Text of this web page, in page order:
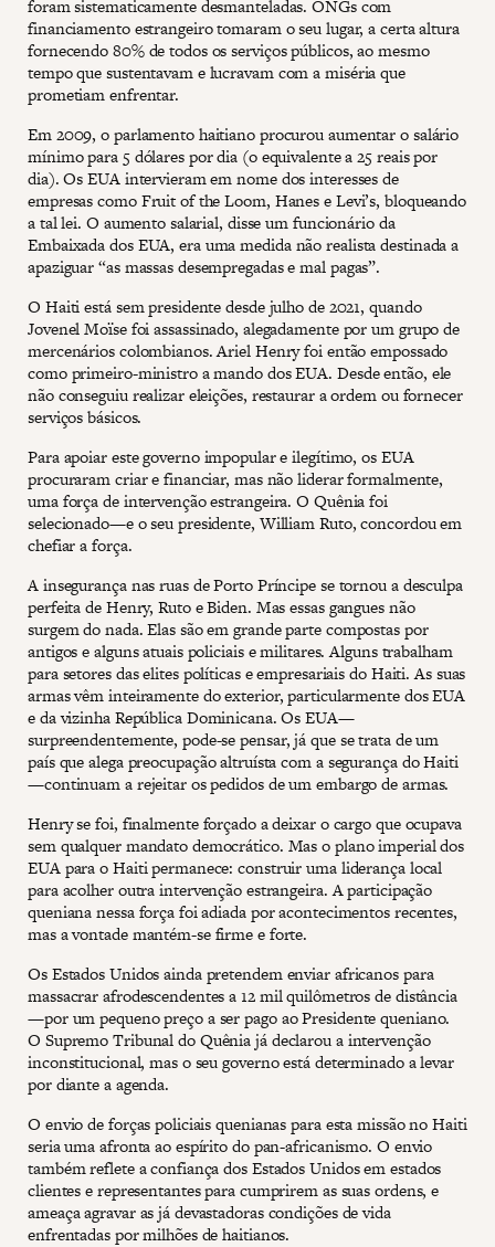
foram sistematicamente desmanteladas. ONGs com
financiamento estrangeiro tomaram o seu lugar, a certa altura
fornecendo 80% de todos os serviços públicos, ao mesmo
tempo que sustentavam e lucravam com a miséria que
prometiam enfrentar.
Em 2009, o parlamento haitiano procurou aumentar o salário
mínimo para 5 dólares por dia (o equivalente a 25 reais por
dia). Os EUA intervieram em nome dos interesses de
empresas como Fruit of the Loom, Hanes e Levi’s, bloqueando
a tal lei. O aumento salarial, disse um funcionário da
Embaixada dos EUA, era uma medida não realista destinada a
apaziguar “as massas desempregadas e mal pagas”.
O Haiti está sem presidente desde julho de 2021, quando
Jovenel Moïse foi assassinado, alegadamente por um grupo de
mercenários colombianos. Ariel Henry foi então empossado
como primeiro-ministro a mando dos EUA. Desde então, ele
não conseguiu realizar eleições, restaurar a ordem ou fornecer
serviços básicos.
Para apoiar este governo impopular e ilegítimo, os EUA
procuraram criar e financiar, mas não liderar formalmente,
uma força de intervenção estrangeira. O Quênia foi
selecionado—e o seu presidente, William Ruto, concordou em
chefiar a força.
A insegurança nas ruas de Porto Príncipe se tornou a desculpa
perfeita de Henry, Ruto e Biden. Mas essas gangues não
surgem do nada. Elas são em grande parte compostas por
antigos e alguns atuais policiais e militares. Alguns trabalham
para setores das elites políticas e empresariais do Haiti. As suas
armas vêm inteiramente do exterior, particularmente dos EUA
e da vizinha República Dominicana. Os EUA—
surpreendentemente, pode-se pensar, já que se trata de um
país que alega preocupação altruísta com a segurança do Haiti
—continuam a rejeitar os pedidos de um embargo de armas.
Henry se foi, finalmente forçado a deixar o cargo que ocupava
sem qualquer mandato democrático. Mas o plano imperial dos
EUA para o Haiti permanece: construir uma liderança local
para acolher outra intervenção estrangeira. A participação
queniana nessa força foi adiada por acontecimentos recentes,
mas a vontade mantém-se firme e forte.
Os Estados Unidos ainda pretendem enviar africanos para
massacrar afrodescendentes a 12 mil quilômetros de distância
—por um pequeno preço a ser pago ao Presidente queniano.
O Supremo Tribunal do Quênia já declarou a intervenção
inconstitucional, mas o seu governo está determinado a levar
por diante a agenda.
O envio de forças policiais quenianas para esta missão no Haiti
seria uma afronta ao espírito do pan-africanismo. O envio
também reflete a confiança dos Estados Unidos em estados
clientes e representantes para cumprirem as suas ordens, e
ameaça agravar as já devastadoras condições de vida
enfrentadas por milhões de haitianos.